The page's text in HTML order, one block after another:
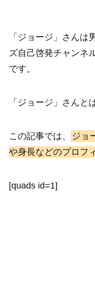
「ジョージ」さんは
ズ自己啓発チャンネ
です。
「ジョージ」さんと
この記事では、
ジョ
や身長などのプロフ
[quads id=1]